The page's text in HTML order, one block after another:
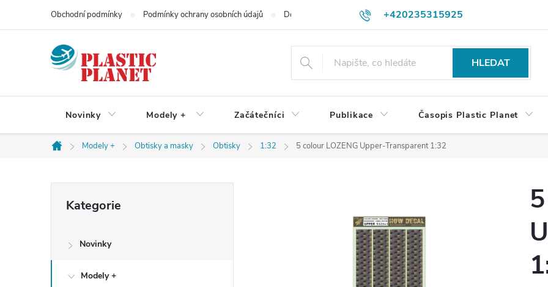
+420235315925
shop@plasticplanet.cz
Obchodní podmínky Podmínky ochrany osobních údajů Dodací a platební podmínky Podmínky vrácení peněz
HLEDAT
Novinky Modely + Začátečníci Publikace Časopis Plastic Planet
Domů
Modely + Obtisky a masky Obtisky 1:32 5 colour LOZENG Upper-Transparent 1:32
s
kategorie
Kategorie
Novinky
Modely +